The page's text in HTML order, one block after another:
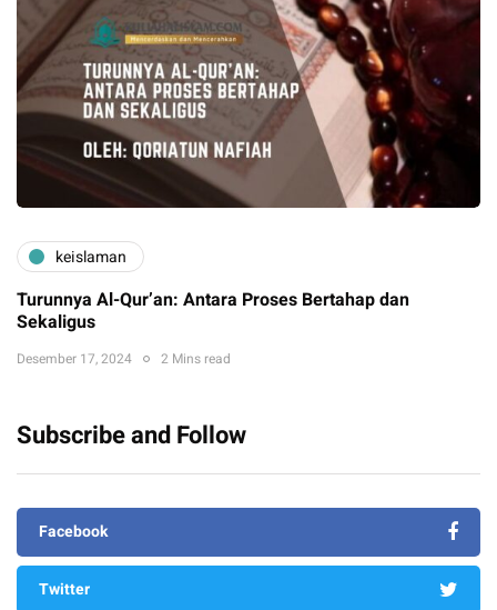
keislaman
Turunnya Al-Qur’an: Antara Proses Bertahap dan
Sekaligus
Desember 17, 2024 2 Mins read
Subscribe and Follow
Facebook
Twitter